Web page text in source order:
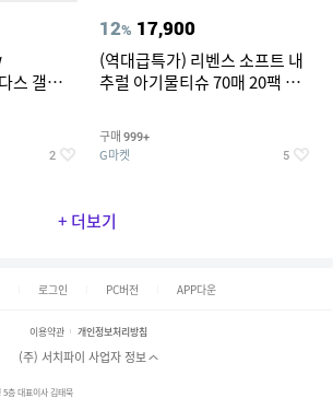
갤럭시
2
12% 17,900
(역대급특가) 리벤스 소프트 내
추럴 아기물티슈 70매 20팩 캡
구매 999+
G마켓 5
+ 더보기
로그인 PC버전 APP다운
이용약관 개인정보처리방침
(주) 서치파이 사업자 정보
층 대표이사 김태묵